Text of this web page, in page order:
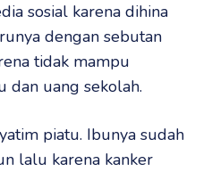
sosial karena dihina
dengan sebutan
tidak mampu
dan uang sekolah.
piatu. Ibunya sudah
lalu karena kanker